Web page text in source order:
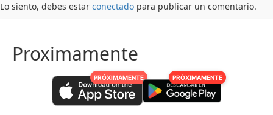
Lo siento, debes estar conectado para publicar un comentario.
Proximamente
PRÓXIMAMENTE PRÓXIMAMENTE